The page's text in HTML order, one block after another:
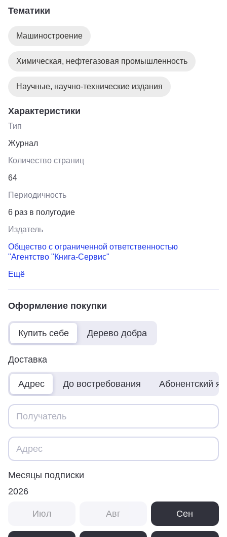
Тематики
Машиностроение
Химическая, нефтегазовая промышленность
Научные, научно-технические издания
Характеристики
Тип
Журнал
Количество страниц
64
Периодичность
6 раз в полугодие
Издатель
Общество с ограниченной ответственностью
"Агентство "Книга-Сервис"
Ещё
Оформление покупки
Купить себе Дерево добра
Доставка
Адрес До востребования Абонентский
Месяцы подписки
2026
Июл Авг Сен